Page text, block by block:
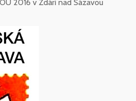
2016 v Ždári nad Sázavou